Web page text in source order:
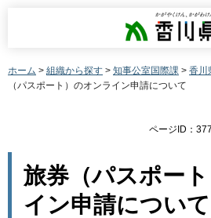
香川県
ホーム > 組織から探す > 知事公室国際課 > 香川
（パスポート）のオンライン申請について
ページID：
旅券（パスポー
イン申請について